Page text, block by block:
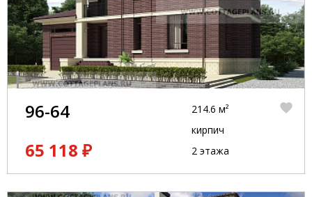
96-64
65 118 ₽
214.6 м²
кирпич
2 этажа